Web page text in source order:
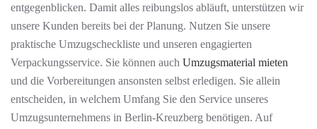
entgegenblicken. Damit alles reibungslos abläuft, unterstützen wir
unsere Kunden bereits bei der Planung. Nutzen Sie unsere
praktische Umzugscheckliste und unseren engagierten
Verpackungsservice. Sie können auch Umzugsmaterial mieten
und die Vorbereitungen ansonsten selbst erledigen. Sie allein
entscheiden, in welchem Umfang Sie den Service unseres
Umzugsunternehmens in Berlin-Kreuzberg benötigen. Auf